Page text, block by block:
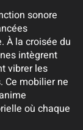
sonore
À la croisée du
intègrent
vibrer les
Ce mobilier ne
où chaque